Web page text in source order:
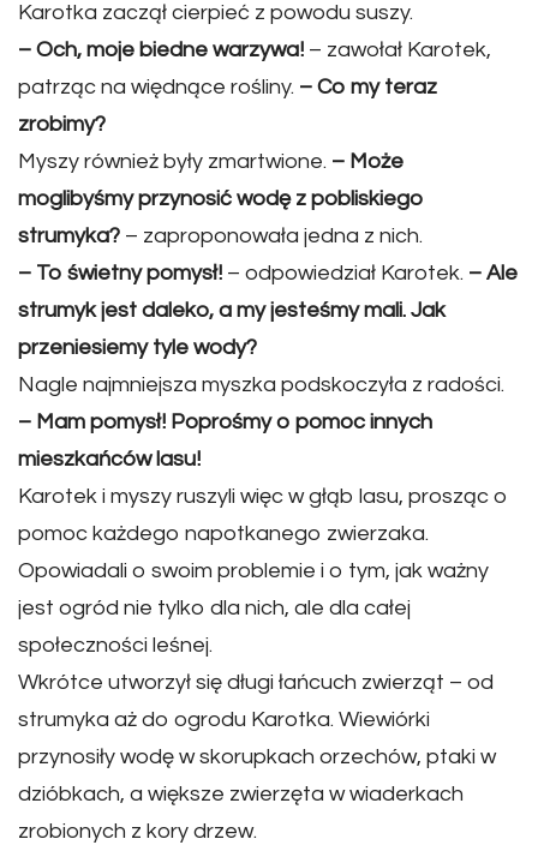
Karotka zaczął cierpieć z powodu suszy.
– Och, moje biedne warzywa! – zawołał Karotek,
patrząc na więdnące rośliny. – Co my teraz
zrobimy?
Myszy również były zmartwione. – Może
moglibyśmy przynosić wodę z pobliskiego
strumyka? – zaproponowała jedna z nich.
– To świetny pomysł! – odpowiedział Karotek. – Ale
strumyk jest daleko, a my jesteśmy mali. Jak
przeniesiemy tyle wody?
Nagle najmniejsza myszka podskoczyła z radości.
– Mam pomysł! Poprośmy o pomoc innych
mieszkańców lasu!
Karotek i myszy ruszyli więc w głąb lasu, prosząc o
pomoc każdego napotkanego zwierzaka.
Opowiadali o swoim problemie i o tym, jak ważny
jest ogród nie tylko dla nich, ale dla całej
społeczności leśnej.
Wkrótce utworzył się długi łańcuch zwierząt – od
strumyka aż do ogrodu Karotka. Wiewiórki
przynosiły wodę w skorupkach orzechów, ptaki w
dzióbkach, a większe zwierzęta w wiaderkach
zrobionych z kory drzew.